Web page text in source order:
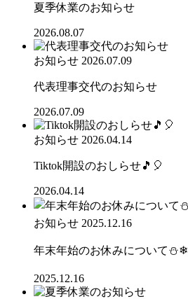
夏季休業のお知らせ
2026.08.07
お知らせ 2026.07.09
代表理事交代のお知らせ
2026.07.09
お知らせ 2026.04.14
Tiktok開設のおしらせ🎵🎈
2026.04.14
お知らせ 2025.12.16
年末年始のお休みについて⛄❄
2025.12.16